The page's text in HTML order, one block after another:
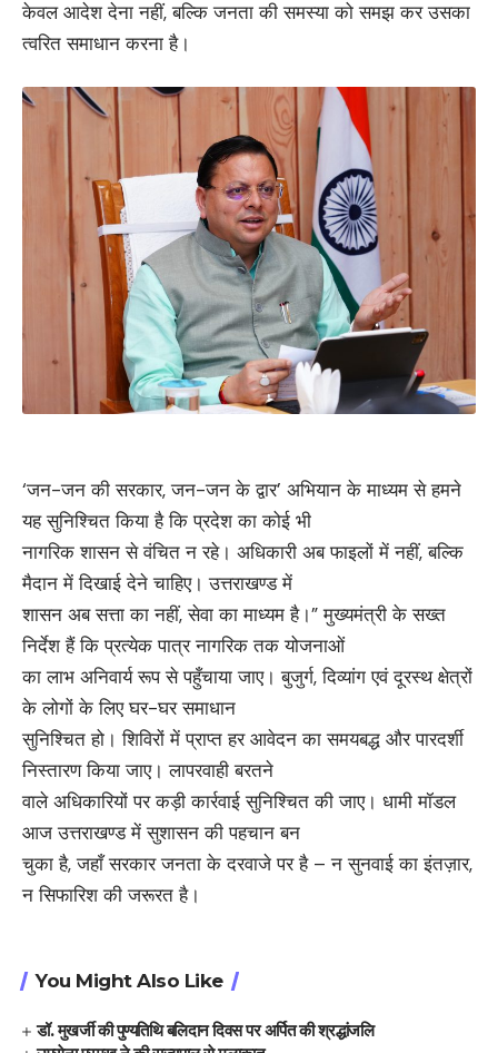
केवल आदेश देना नहीं, बल्कि जनता की समस्या को समझ कर उसका
त्वरित समाधान करना है।
‘जन-जन की सरकार, जन-जन के द्वार’ अभियान के माध्यम से हमने
यह सुनिश्चित किया है कि प्रदेश का कोई भी
नागरिक शासन से वंचित न रहे। अधिकारी अब फाइलों में नहीं, बल्कि
मैदान में दिखाई देने चाहिए। उत्तराखण्ड में
शासन अब सत्ता का नहीं, सेवा का माध्यम है।” मुख्यमंत्री के सख्त
निर्देश हैं कि प्रत्येक पात्र नागरिक तक योजनाओं
का लाभ अनिवार्य रूप से पहुँचाया जाए। बुजुर्ग, दिव्यांग एवं दूरस्थ क्षेत्रों
के लोगों के लिए घर-घर समाधान
सुनिश्चित हो। शिविरों में प्राप्त हर आवेदन का समयबद्ध और पारदर्शी
निस्तारण किया जाए। लापरवाही बरतने
वाले अधिकारियों पर कड़ी कार्रवाई सुनिश्चित की जाए। धामी मॉडल
आज उत्तराखण्ड में सुशासन की पहचान बन
चुका है, जहाँ सरकार जनता के दरवाजे पर है – न सुनवाई का इंतज़ार,
न सिफारिश की जरूरत है।
You Might Also Like
डॉ. मुखर्जी की पुण्यतिथि बलिदान दिवस पर अर्पित की श्रद्धांजलि